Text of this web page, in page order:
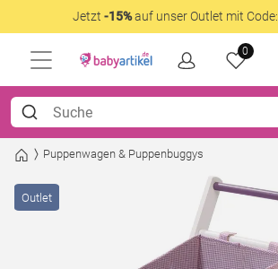
Jetzt -15%auf unser Outlet mit Code:
0
Puppenwagen & Puppenbuggys
Outlet